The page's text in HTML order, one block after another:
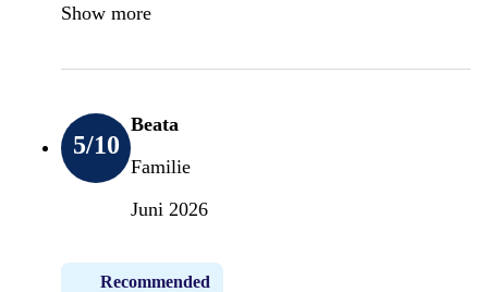
Show more
5/10
Beata
Familie
Juni 2026
Recommended